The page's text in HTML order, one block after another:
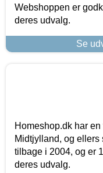
Webshoppen er
deres udvalg.
Se
Homeshop.dk har
Midtjylland, og
tilbage i 2004, og er
deres udvalg.